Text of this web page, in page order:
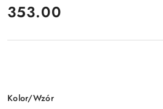
cena:
353.00
Wariant
Kolor/Wzór